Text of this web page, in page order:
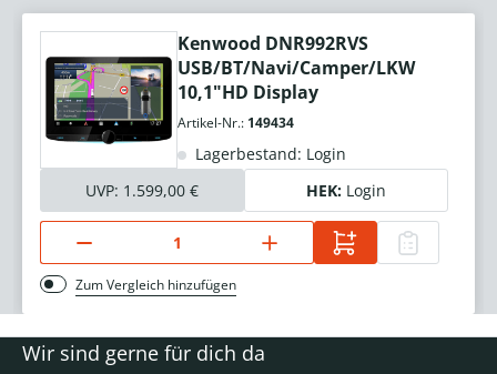
Kenwood DNR992RVS
USB/BT/Navi/Camper/LKW
10,1"HD Display
Artikel-Nr.: 149434
Lagerbestand: Login
UVP: 1.599,00 € HEK: Login
Zum Vergleich hinzufügen
Wir sind gerne für dich da